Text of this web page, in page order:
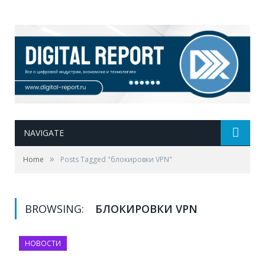
NAVIGATE
Home » Posts Tagged "блокировки VPN"
BROWSING: БЛОКИРОВКИ VPN
НОВОСТИ